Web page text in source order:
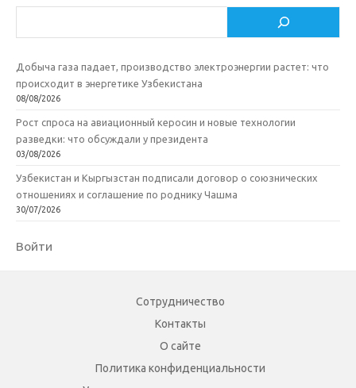
Добыча газа падает, производство электроэнергии растет: что
происходит в энергетике Узбекистана
08/08/2026
Рост спроса на авиационный керосин и новые технологии
разведки: что обсуждали у президента
03/08/2026
Узбекистан и Кыргызстан подписали договор о союзнических
отношениях и соглашение по роднику Чашма
30/07/2026
Войти
Сотрудничество
Контакты
О сайте
Политика конфиденциальности